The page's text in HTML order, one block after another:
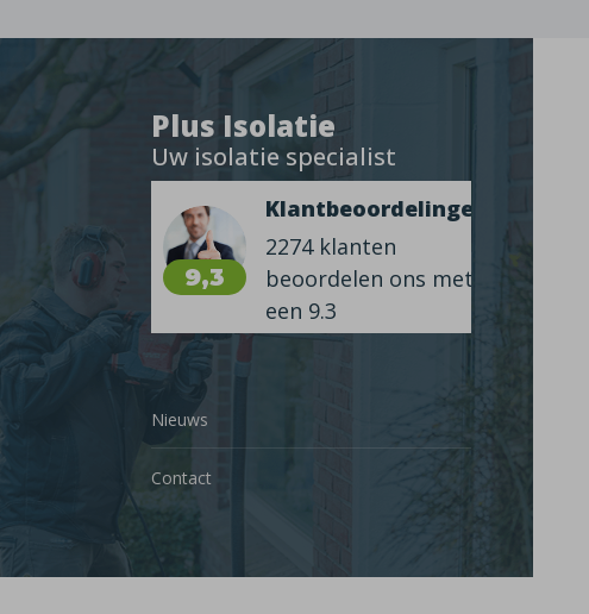
Plus Isolatie
Uw isolatie specialist
9,3
Klantbeoordelingen
2274 klanten
beoordelen ons met
een 9.3
Nieuws
Contact